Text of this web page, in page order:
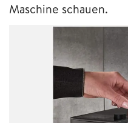
Maschine schauen.